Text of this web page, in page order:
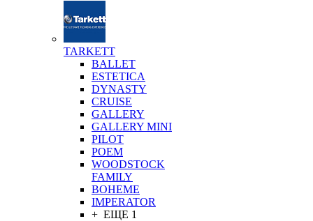
TARKETT
BALLET
ESTETICA
DYNASTY
CRUISE
GALLERY
GALLERY MINI
PILOT
POEM
WOODSTOCK
FAMILY
BOHEME
IMPERATOR
+ ЕЩЕ 1